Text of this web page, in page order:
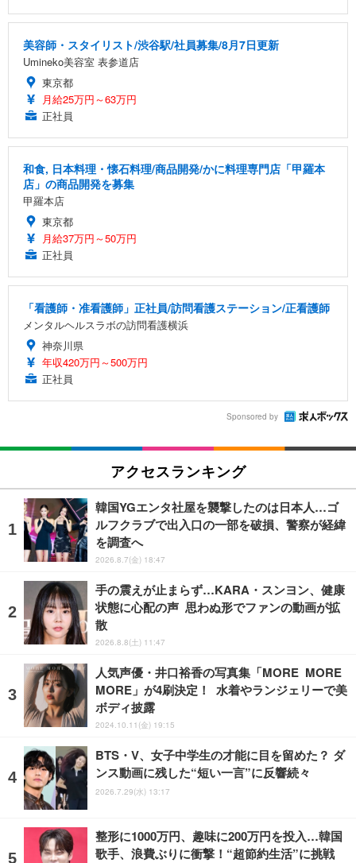
美容師・スタイリスト/渋谷駅/社員募集/8月7日更新
Umineko美容室 表参道店
東京都
月給25万円～63万円
正社員
和食, 日本料理・懐石料理/商品開発/かに料理専門店「甲羅本
店」の商品開発を募集
甲羅本店
東京都
月給37万円～50万円
正社員
「看護師・准看護師」正社員/訪問看護ステーション/正看護師
メンタルヘルスラボの訪問看護横浜
神奈川県
年収420万円～500万円
正社員
Sponsored by
アクセスランキング
韓国YGエンタ社屋を襲撃したのは日本人…ゴ
ルフクラブで出入口の一部を破損、警察が経緯
を調査へ
2026.8.7(金) 18:47
手の震えが止まらず…KARA・スンヨン、健康
状態に心配の声 思わぬ形でファンの動画が拡
散
2026.8.8(土) 11:47
人気声優・井口裕香の写真集「MORE MORE
MORE」が4刷決定！ 水着やランジェリーで美
ボディ披露
2024.10.11(金) 19:15
BTS・V、女子中学生の才能に目を留めた？ ダ
ンス動画に残した“短い一言”に反響続々
2026.7.29(水) 13:17
整形に1000万円、趣味に200万円を投入…韓国
歌手、浪費ぶりに衝撃！“超節約生活”に挑戦